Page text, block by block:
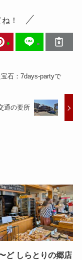
！
石：7days-partyで
通の要所
ど しらとりの郷店